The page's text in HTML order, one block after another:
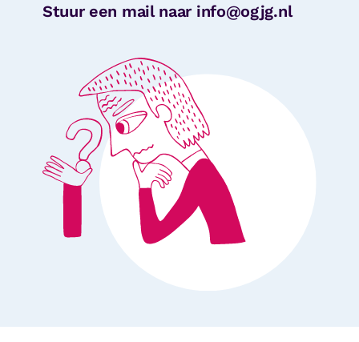
Stuur een mail naar info@ogjg.nl